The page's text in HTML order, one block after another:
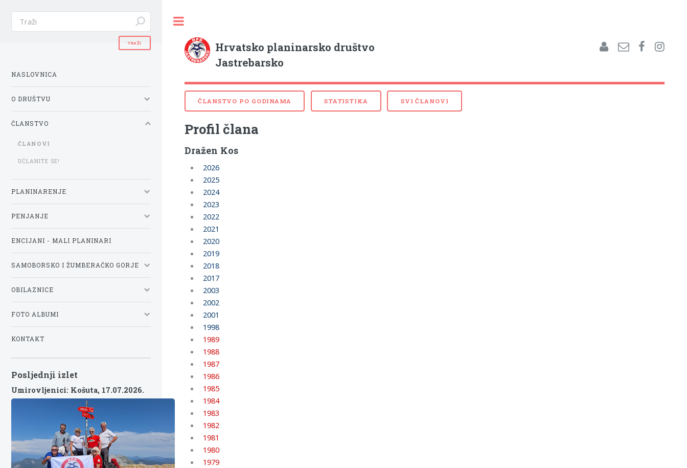
Hrvatsko planinarsko društvo
Jastrebarsko
ČLANSTVO PO GODINAMA STATISTIKA SVI ČLANOVI
Profil člana
Dražen Kos
2026
2025
2024
2023
2022
2021
2020
2019
2018
2017
2003
2002
2001
1998
1989
1988
1987
1986
1985
1984
1983
1982
1981
1980
1979
NASLOVNICA
O DRUŠTVU
ČLANSTVO
ČLANOVI
UČLANITE SE!
PLANINARENJE
PENJANJE
ENCIJANI - MALI PLANINARI
SAMOBORSKO I ŽUMBERAČKO GORJE
OBILAZNICE
FOTO ALBUMI
KONTAKT
Posljednji izlet
Umirovljenici: Košuta, 17.07.2026.